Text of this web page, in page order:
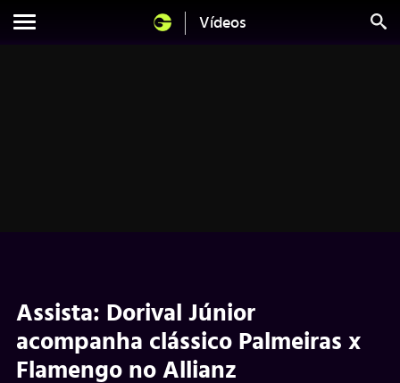
Vídeos
Assista: Dorival Júnior
acompanha clássico Palmeiras x
Flamengo no Allianz